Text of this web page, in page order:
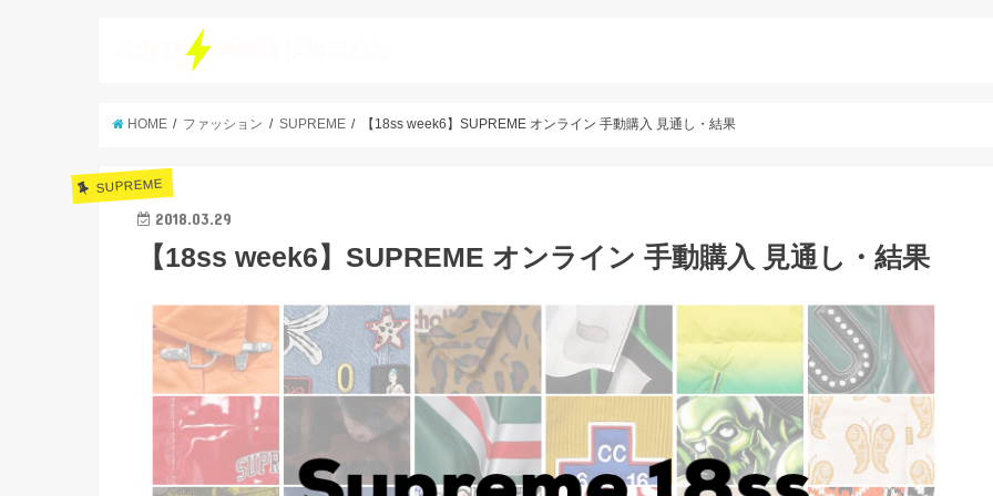
HOME ファッション SUPREME 【18ss week6】SUPREME オンライン 手動購入 見通し・結果
SUPREME
2018.03.29
【18ss week6】SUPREME オンライン 手動購入 見通し・結果